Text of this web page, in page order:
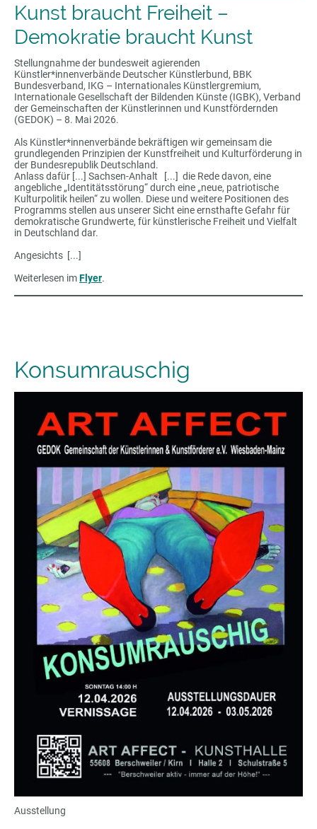
Kunst braucht Freiheit –
Demokratie braucht Kunst
Stellungnahme der bundesweit agierenden
Künstler*innenverbände Deutscher Künstlerbund, BBK
Bundesverband, IKG – Internationales Künstlergremium,
Internationale Gesellschaft der Bildenden Künste (IGBK), Verband
der Gemeinschaften der Künstlerinnen und Kunstfördernden
(GEDOK) – 8. Mai 2026.
Als Künstler*innenverbände bekräftigen wir gemeinsam die
grundlegenden Prinzipien der Kunstfreiheit und Kulturförderung in
der Bundesrepublik Deutschland.
Anlass dafür [...] Sachsen-Anhalt [...] die Rede davon, eine
angebliche „Identitätsstörung“ durch eine „neue, patriotische
Kulturpolitik heilen“ zu wollen. Diese und weitere Positionen des
Programms stellen aus unserer Sicht eine ernsthafte Gefahr für
demokratische Grundwerte, für künstlerische Freiheit und Vielfalt
in Deutschland dar.
Angesichts [...]
Weiterlesen imFlyer.
Konsumrauschig
Ausstellung